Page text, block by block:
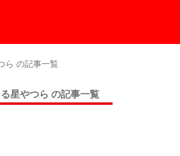
ら の記事一覧
星やつら の記事一覧